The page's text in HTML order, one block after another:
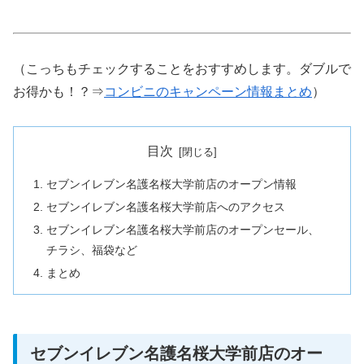
（こっちもチェックすることをおすすめします。ダブルで
お得かも！？⇒コンビニのキャンペーン情報まとめ）
目次
セブンイレブン名護名桜大学前店のオープン情報
セブンイレブン名護名桜大学前店へのアクセス
セブンイレブン名護名桜大学前店のオープンセール、
チラシ、福袋など
まとめ
セブンイレブン名護名桜大学前店のオー